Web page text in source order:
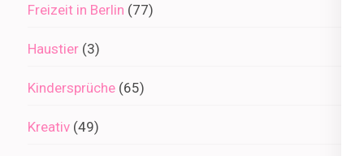
Freizeit in Berlin (77)
Haustier (3)
Kindersprüche (65)
Kreativ (49)